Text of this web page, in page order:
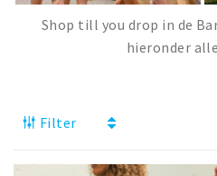
Studentenverenigingen
Shop till you drop in de
hieronder
Filter